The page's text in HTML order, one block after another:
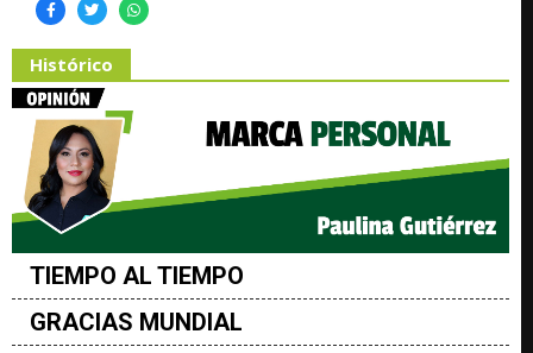
Histórico
TIEMPO AL TIEMPO
GRACIAS MUNDIAL